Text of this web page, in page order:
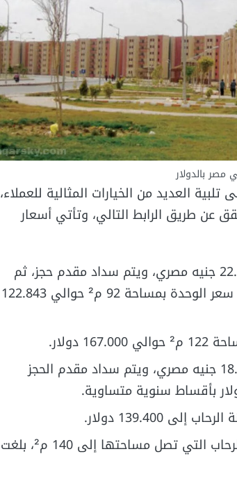
مصر بالدولار
العديد من الخيارات المثالية للعملاء،
عن طريق الرابط التالي، وتأتي أسعار
يصل سعر المتر في شقق مدينتي إلى 22.110 جنيه مصري، ويتم سداد مقدم حجز، ثم
سداد باقي سعر الوحدة بالدولار، وقد بلغت سعر الوحدة بمساحة 92 م² حوالي 122.843
بلغ سعر المتر في مدينة الرحاب حوالي 18.585 جنيه مصري، ويتم سداد مقدم الحجز
بأقساط سنوية متساوية.
أسعار البيوت في مصر بالدولار في مدينة الرحاب التي تصل مساحتها إلى 140 م²، بلغت